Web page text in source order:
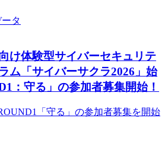
タ
け体験型サイバーセキュリテ
ム「サイバーサクラ2026」始
：守る」の参加者募集開始！
「守る」の参加者募集を開始